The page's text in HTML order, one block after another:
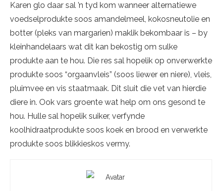
Karen glo daar sal ’n tyd kom wanneer alternatiewe
voedselprodukte soos amandelmeel, kokosneutolie en
botter (pleks van margarien) maklik bekombaar is – by
kleinhandelaars wat dit kan bekostig om sulke
produkte aan te hou. Die res sal hopelik op onverwerkte
produkte soos “orgaanvleis” (soos liewer en niere), vleis,
pluimvee en vis staatmaak. Dit sluit die vet van hierdie
diere in. Ook vars groente wat help om ons gesond te
hou. Hulle sal hopelik suiker, verfynde
koolhidraatprodukte soos koek en brood en verwerkte
produkte soos blikkieskos vermy.